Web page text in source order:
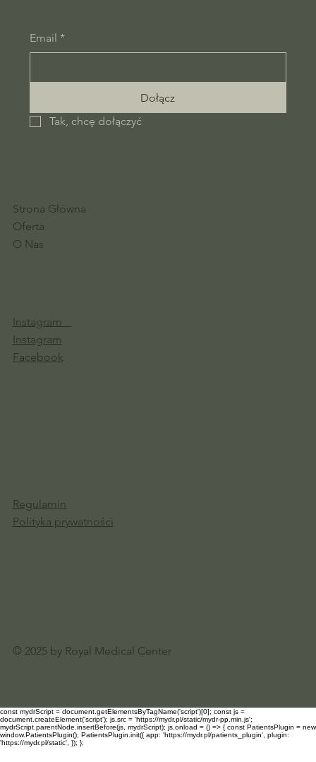
© 2025 by Royal Medical Center
Instagram
Instagram
Facebook
Strona Główna
Oferta
O Nas
Regulamin
Polityka prywatności
Email *
Dołącz
Tak, chcę dołączyć
const mydrScript = document.getElementsByTagName('script')[0]; const js =
document.createElement('script'); js.src = 'https://mydr.pl/static/mydr-pp.min.js';
mydrScript.parentNode.insertBefore(js, mydrScript); js.onload = () => { const PatientsPlugin = new
window.PatientsPlugin(); PatientsPlugin.init({ app: 'https://mydr.pl/patients_plugin', plugin:
'https://mydr.pl/static', }); };